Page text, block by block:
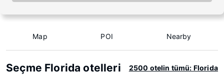
Map POI Nearby
Seçme Florida otelleri 2500 otelin tümü: Florida